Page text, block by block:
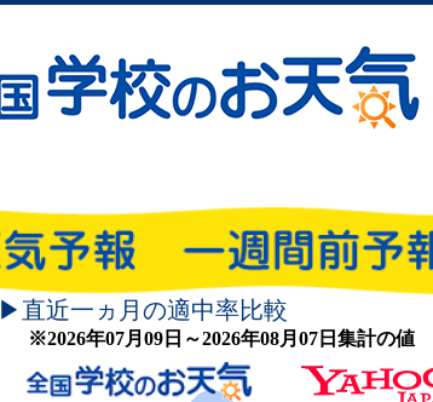
▶直近一ヵ月の適中率比較
※2026年07月09日～2026年08月07日集計の値